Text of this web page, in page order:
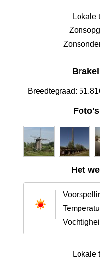
Lokale
Breedtegraad:
Het
Lokale